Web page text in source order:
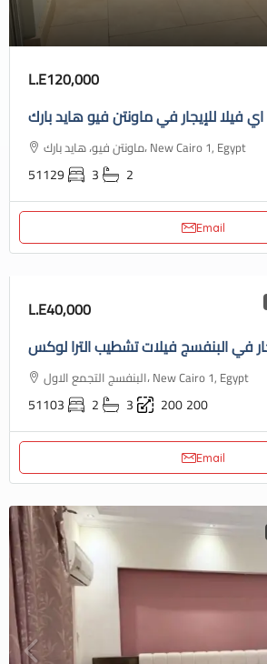
L.E120,000
اي فيلا للإيجار في ماونتن فيو هايد بارك
ماونتن فيو، هايد بارك، New Cairo 1, Egypt
51129 3 2
Email
L.E40,000
في البنفسج فيلات تشطيب الترا لوكس
البنفسج التجمع الاول، New Cairo 1, Egypt
51103 2 3 200200
Email